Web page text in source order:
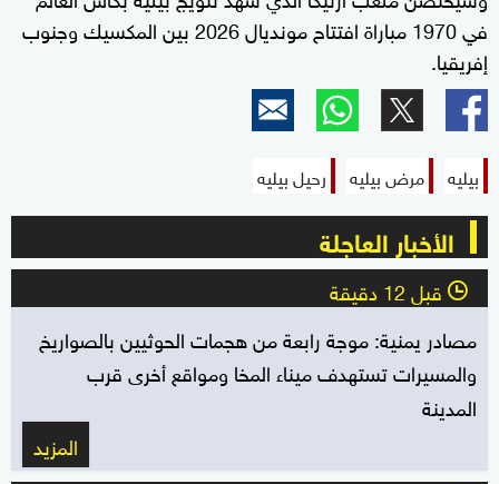
في 1970 مباراة افتتاح مونديال 2026 بين المكسيك وجنوب
إفريقيا.
بيليه مرض بيليه رحيل بيليه
الأخبار العاجلة
l قبل 12 دقيقة
مصادر يمنية: موجة رابعة من هجمات الحوثيين بالصواريخ
والمسيرات تستهدف ميناء المخا ومواقع أخرى قرب
المدينة
المزيد